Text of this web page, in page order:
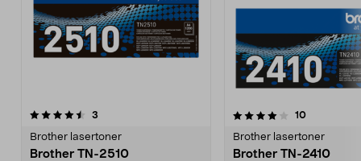
3
Brother lasertoner
Brother TN-2510
4.0 av 5 stjärnor 10recensioner
Brother lasertoner
Brother TN-2410
4.5 av 5 stjärnor